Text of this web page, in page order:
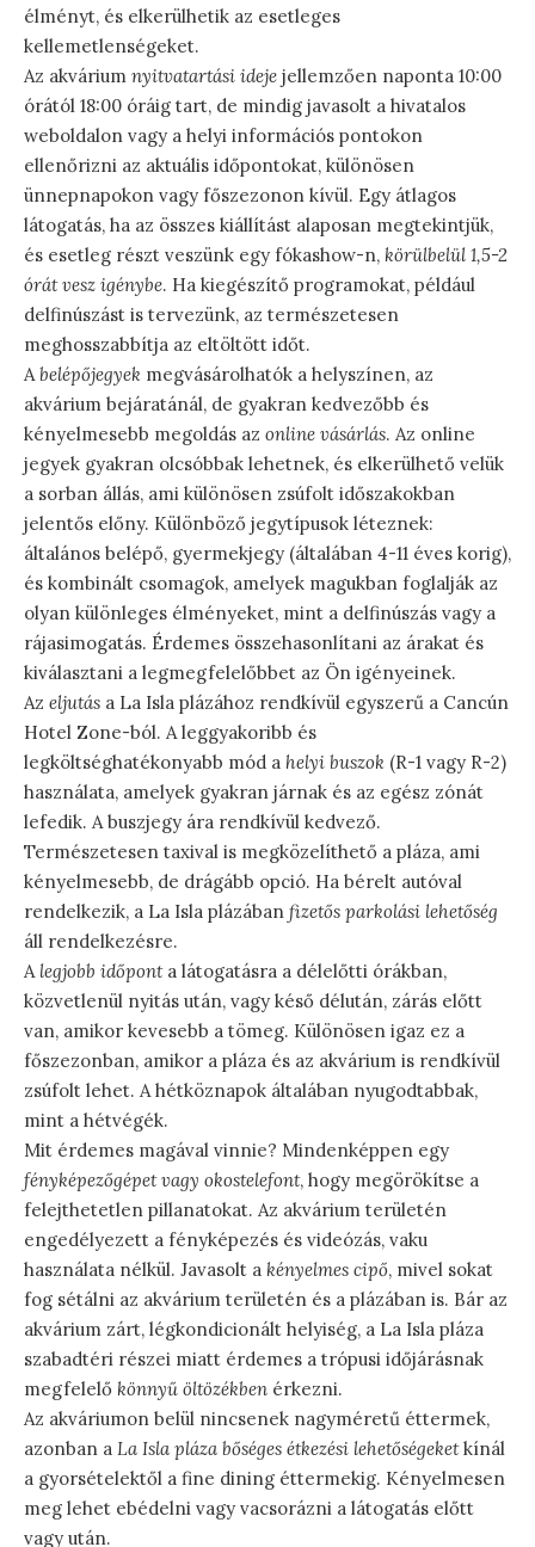
élményt, és elkerülhetik az esetleges
kellemetlenségeket.
Az akvárium nyitvatartási ideje jellemzően naponta 10:00
órától 18:00 óráig tart, de mindig javasolt a hivatalos
weboldalon vagy a helyi információs pontokon
ellenőrizni az aktuális időpontokat, különösen
ünnepnapokon vagy főszezonon kívül. Egy átlagos
látogatás, ha az összes kiállítást alaposan megtekintjük,
és esetleg részt veszünk egy fókashow-n, körülbelül 1,5-2
órát vesz igénybe. Ha kiegészítő programokat, például
delfinúszást is tervezünk, az természetesen
meghosszabbítja az eltöltött időt.
Abelépőjegyek megvásárolhatók a helyszínen, az
akvárium bejáratánál, de gyakran kedvezőbb és
kényelmesebb megoldás az online vásárlás. Az online
jegyek gyakran olcsóbbak lehetnek, és elkerülhető velük
a sorban állás, ami különösen zsúfolt időszakokban
jelentős előny. Különböző jegytípusok léteznek:
általános belépő, gyermekjegy (általában 4-11 éves korig),
és kombinált csomagok, amelyek magukban foglalják az
olyan különleges élményeket, mint a delfinúszás vagy a
rájasimogatás. Érdemes összehasonlítani az árakat és
kiválasztani a legmegfelelőbbet az Ön igényeinek.
Az eljutás a La Isla plázához rendkívül egyszerű a Cancún
Hotel Zone-ból. A leggyakoribb és
legköltséghatékonyabb mód a helyi buszok (R-1 vagy R-2)
használata, amelyek gyakran járnak és az egész zónát
lefedik. A buszjegy ára rendkívül kedvező.
Természetesen taxival is megközelíthető a pláza, ami
kényelmesebb, de drágább opció. Ha bérelt autóval
rendelkezik, a La Isla plázában fizetős parkolási lehetőség
áll rendelkezésre.
A legjobb időponta látogatásra a délelőtti órákban,
közvetlenül nyitás után, vagy késő délután, zárás előtt
van, amikor kevesebb a tömeg. Különösen igaz ez a
főszezonban, amikor a pláza és az akvárium is rendkívül
zsúfolt lehet. A hétköznapok általában nyugodtabbak,
mint a hétvégék.
Mit érdemes magával vinnie? Mindenképpen egy
fényképezőgépet vagy okostelefont, hogy megörökítse a
felejthetetlen pillanatokat. Az akvárium területén
engedélyezett a fényképezés és videózás, vaku
használata nélkül. Javasolt a kényelmes cipő, mivel sokat
fog sétálni az akvárium területén és a plázában is. Bár az
akvárium zárt, légkondicionált helyiség, a La Isla pláza
szabadtéri részei miatt érdemes a trópusi időjárásnak
megfelelő könnyű öltözékben érkezni.
Az akváriumon belül nincsenek nagyméretű éttermek,
azonban a La Isla pláza bőséges étkezési lehetőségeketkínál
a gyorsételektől a fine dining éttermekig. Kényelmesen
meg lehet ebédelni vagy vacsorázni a látogatás előtt
vagy után.